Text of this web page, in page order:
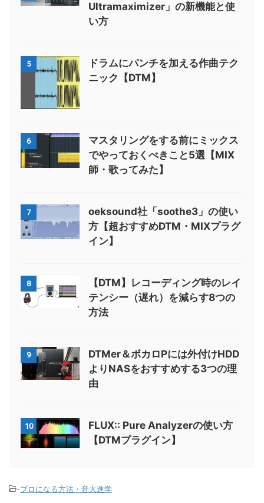
Ultramaximizer」の新機能と使
い方
5
ドラムにパンチを加える作曲テク
ニック【DTM】
6
マスタリングをする前にミックス
でやっておくべきこと5選【MIX
師・歌ってみた】
7
oeksound社「soothe3」の使い
方【超おすすめDTM・MIXプラグ
イン】
8
【DTM】レコーディング時のレイ
テンシー（遅れ）を減らす8つの
方法
9
DTMer＆ボカロPには外付けHDD
よりNASをおすすめする3つの理
由
10
FLUX:: Pure Analyzerの使い方
【DTMプラグイン】
-プロになる方法・音大進学